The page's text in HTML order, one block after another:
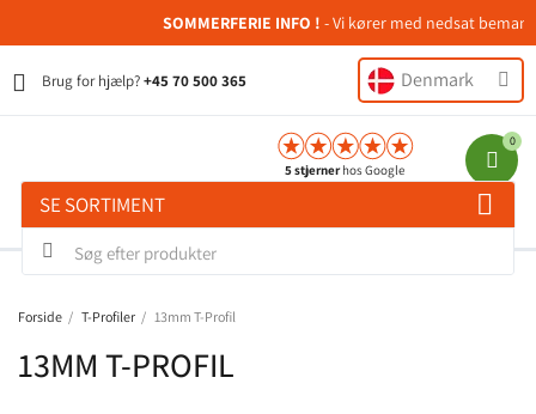
SOMMERFERIE INFO !- Vi kører med nedsat
Brug for hjælp?+45 70 500 365 Denmark
5 stjernerhos Google
SE SORTIMENT
Forside T-Profiler 13mm T-Profil
13MM T-PROFIL